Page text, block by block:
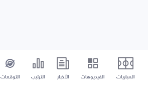
المباريات الفيديوهات الأخبار الترتيب التوقعات